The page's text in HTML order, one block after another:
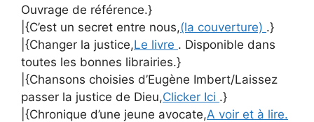
Ouvrage de référence.}
|{C’est un secret entre nous,(la couverture) .}
|{Changer la justice,Le livre . Disponible dans
toutes les bonnes librairies.}
|{Chansons choisies d’Eugène Imbert/Laissez
passer la justice de Dieu,Clicker Ici .}
|{Chronique d’une jeune avocate,A voir et à lire.